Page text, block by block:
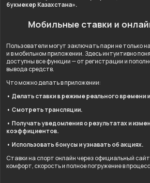
букмекер Казахстана».
Мобильные ставки и
Пользователи могут заключать пари не только
и в мобильном приложении. Здесь интуитивно
доступны все функции — от регистрации и
вывода средств.
Что можно делать в приложении:
• Делать ставки в режиме реального времени
• Смотреть трансляции.
• Получать уведомления о результатах и
коэффициентов.
• Использовать бонусы и узнавать об акциях.
Ставки на спорт онлайн через официальный сайт
комфорт, скорость и полное погружение в